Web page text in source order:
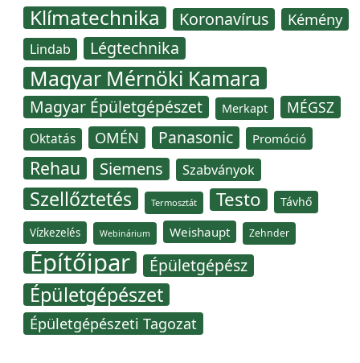
Klímatechnika Koronavírus Kémény
Lindab Légtechnika
Magyar Mérnöki Kamara
Magyar Épületgépészet Merkapt MÉGSZ
Oktatás OMÉN Panasonic Promóció
Rehau Siemens Szabványok
Szellőztetés Termosztát Testo Távhő
Vízkezelés Webinárium Weishaupt Zehnder
Építőipar Épületgépész
Épületgépészet
Épületgépészeti Tagozat